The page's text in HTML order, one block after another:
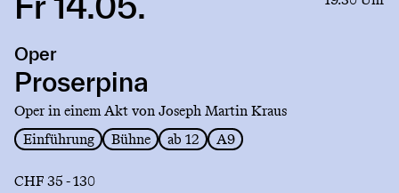
Proserpina
Oper
Proserpina
Oper in einem Akt von Joseph Martin Kraus
Einführung
Bühne ab 12 A9
CHF 35 - 130